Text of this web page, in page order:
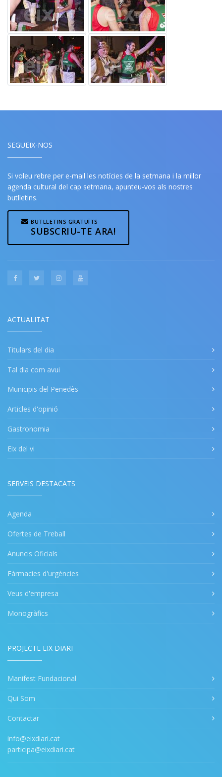
SEGUEIX-NOS
Si voleu rebre per e-mail les notícies de la setmana i la millor
agenda cultural del cap setmana, apunteu-vos als nostres
butlletins.
BUTLLETINS GRATUÏTS
SUBSCRIU-TE ARA!
ACTUALITAT
Titulars del dia
Tal dia com avui
Municipis del Penedès
Articles d'opinió
Gastronomia
Eix del vi
SERVEIS DESTACATS
Agenda
Ofertes de Treball
Anuncis Oficials
Fàrmacies d'urgències
Veus d'empresa
Monogràfics
PROJECTE EIX DIARI
Manifest Fundacional
Qui Som
Contactar
info@eixdiari.cat
participa@eixdiari.cat